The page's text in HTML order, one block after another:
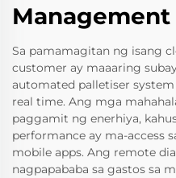
Management
Sa pamamagitan ng isang
customer ay maaaring
automated palletiser
real time. Ang mga
paggamit ng enerhiya,
performance ay ma-access
mobile apps. Ang remote
nagpapababa sa gastos sa